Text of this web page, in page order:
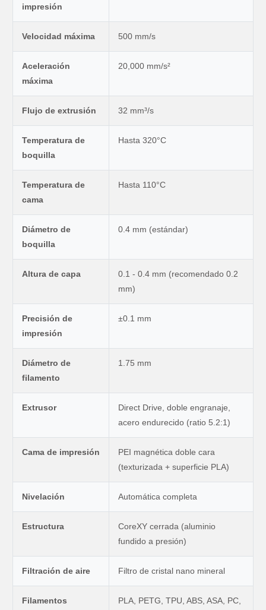
impresión
Velocidad máxima 500 mm/s
Aceleración
máxima
20,000 mm/s²
Flujo de extrusión 32 mm³/s
Temperatura de
boquilla
Hasta 320°C
Temperatura de
cama
Hasta 110°C
Diámetro de
boquilla
0.4 mm (estándar)
Altura de capa
0.1 - 0.4 mm (recomendado 0.2
mm)
Precisión de
impresión
±0.1 mm
Diámetro de
filamento
1.75 mm
Extrusor
Direct Drive, doble engranaje,
acero endurecido (ratio 5.2:1)
Cama de impresión
PEI magnética doble cara
(texturizada + superficie PLA)
Nivelación Automática completa
Estructura
CoreXY cerrada (aluminio
fundido a presión)
Filtración de aire Filtro de cristal nano mineral
Filamentos
PLA, PETG, TPU, ABS, ASA, PC,